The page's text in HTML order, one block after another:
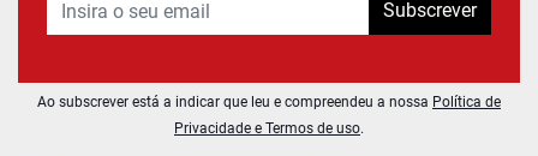
Subscrever
Ao subscrever está a indicar que leu e compreendeu a nossa Política de
Privacidade e Termos de uso.